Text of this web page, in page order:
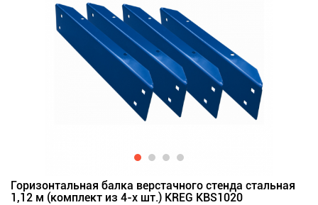
Горизонтальная балка верстачного стенда стальная
1,12 м (комплект из 4-х шт.) KREG KBS1020